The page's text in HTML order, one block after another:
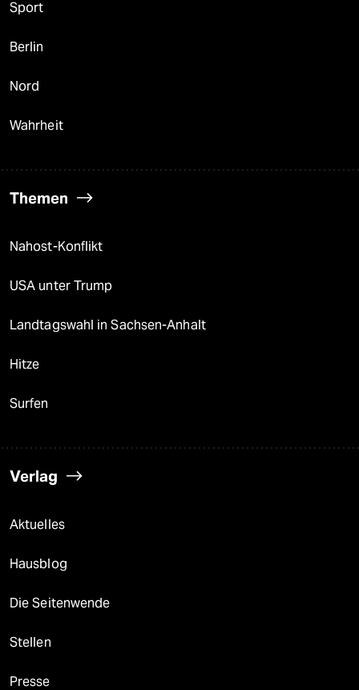
Sport
Berlin
Nord
Wahrheit
Themen
Nahost-Konflikt
USA unter Trump
Landtagswahl in Sachsen-Anhalt
Hitze
Surfen
Verlag
Aktuelles
Hausblog
Die Seitenwende
Stellen
Presse